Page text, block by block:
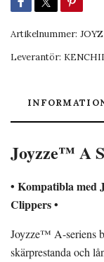
Artikelnummer:
Leverantör: KENCHII
Joyzze™ A
• Kompatibla med
Clippers •
Joyzze™ A-seriens
skärprestanda och